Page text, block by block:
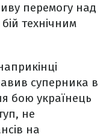
перемогу над
технічним
суперника в
бою українець
не
на